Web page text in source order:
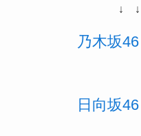
↓
乃木坂
日向坂